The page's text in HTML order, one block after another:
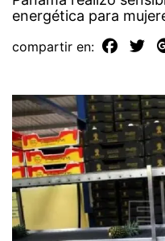
energética para
compartir en: